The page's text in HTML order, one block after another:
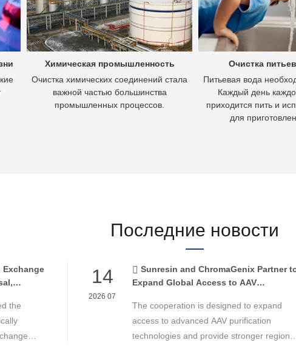
Химическая промышленность
Очистка химических соединений стала
важной частью большинства
промышленных процессов.
Очистка
Питьевая вода
Каждый день
приходится пить и
для
Последние новости
Exchange
the
14
2026 07
Sunresin and ChromaGenix Partner
Expand Global Access to AAV
The cooperation is designed to expand
access to advanced AAV purification
technologies and provide stronger regional